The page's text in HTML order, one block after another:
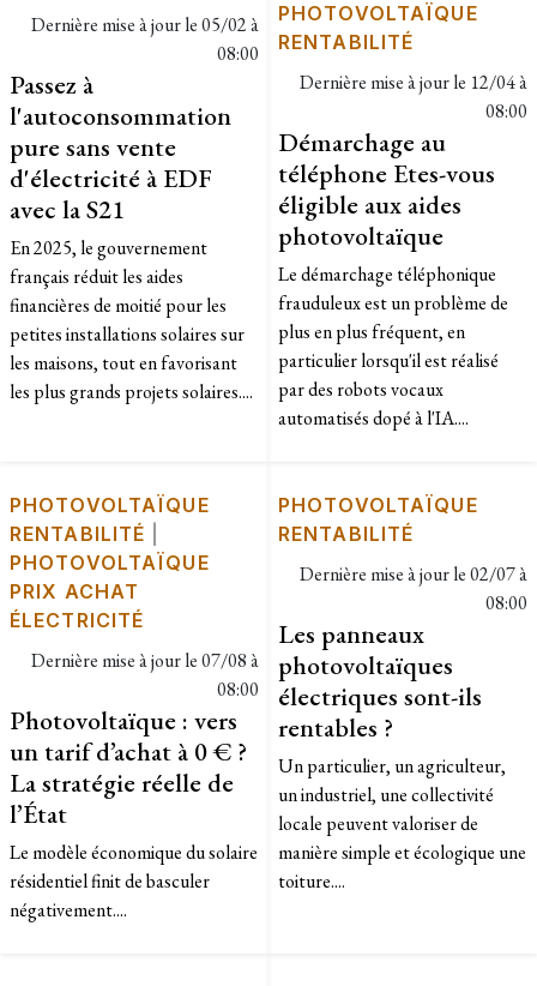
Dernière mise à jour le05/02 à
08:00
Passez à
l'autoconsommation
pure sans vente
d'électricité à EDF
avec la S21
En 2025, le gouvernement
français réduit les aides
financières de moitié pour les
petites installations solaires sur
les maisons, tout en favorisant
les plus grands projets solaires....
PHOTOVOLTAÏQUE
RENTABILITÉ
Dernière mise à jour le 12/04 à
08:00
Démarchage au
téléphone Etes-vous
éligible aux aides
photovoltaïque
Le démarchage téléphonique
frauduleux est un problème de
plus en plus fréquent, en
particulier lorsqu'il est réalisé
par des robots vocaux
automatisés dopé à l'IA....
PHOTOVOLTAÏQUE
RENTABILITÉ
PHOTOVOLTAÏQUE
PRIX ACHAT
ÉLECTRICITÉ
Dernière mise à jour le07/08 à
08:00
Photovoltaïque : vers
un tarif d’achat à 0 € ?
La stratégie réelle de
l’État
Le modèle économique du solaire
résidentiel finit de basculer
négativement....
PHOTOVOLTAÏQUE
RENTABILITÉ
Dernière mise à jour le02/07 à
08:00
Les panneaux
photovoltaïques
électriques sont-ils
rentables ?
Un particulier, un agriculteur,
un industriel, une collectivité
locale peuvent valoriser de
manière simple et écologique une
toiture....